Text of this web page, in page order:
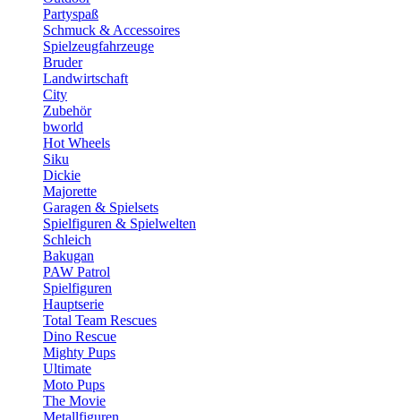
Partyspaß
Schmuck & Accessoires
Spielzeugfahrzeuge
Bruder
Landwirtschaft
City
Zubehör
bworld
Hot Wheels
Siku
Dickie
Majorette
Garagen & Spielsets
Spielfiguren & Spielwelten
Schleich
Bakugan
PAW Patrol
Spielfiguren
Hauptserie
Total Team Rescues
Dino Rescue
Mighty Pups
Ultimate
Moto Pups
The Movie
Metallfiguren